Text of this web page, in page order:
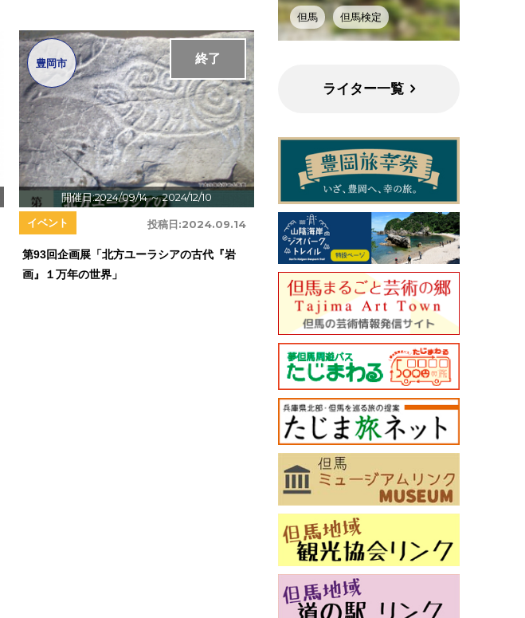
開催日:2024/09/14～ 2024/12/10
終了
豊岡市
投稿日:2024.09.14
イベント
第93回企画展「北方ユーラシアの古代『岩
画』１万年の世界」
但馬 但馬検定
ライター一覧